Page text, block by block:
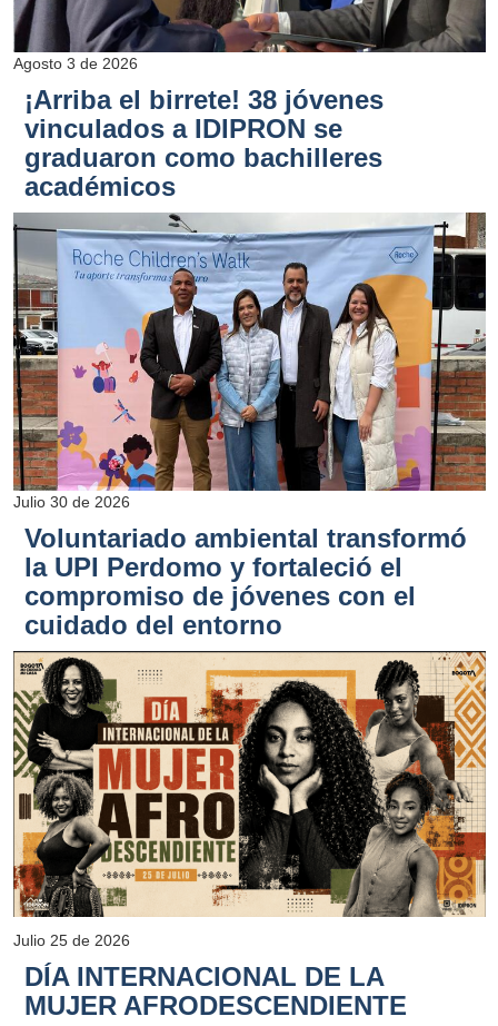
Agosto 3 de 2026
¡Arriba el birrete! 38 jóvenes
vinculados a IDIPRON se
graduaron como bachilleres
académicos
Julio 30 de 2026
Voluntariado ambiental transformó
la UPI Perdomo y fortaleció el
compromiso de jóvenes con el
cuidado del entorno
Julio 25 de 2026
DÍA INTERNACIONAL DE LA
MUJER AFRODESCENDIENTE